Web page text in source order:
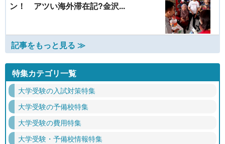
ン！ アツい海外滞在記?金沢...
記事をもっと見る ≫
特集カテゴリ一覧
大学受験の入試対策特集
大学受験の予備校特集
大学受験の費用特集
大学受験・予備校情報特集